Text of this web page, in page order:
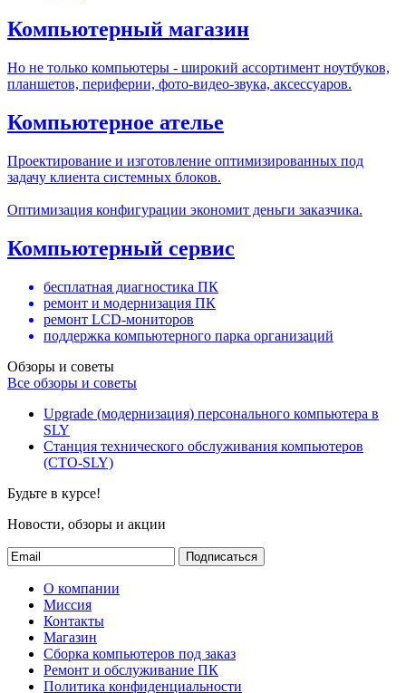
Компьютерный магазин
Но не только компьютеры - широкий ассортимент ноутбуков,
планшетов, периферии, фото-видео-звука, аксессуаров.
Компьютерное ателье
Проектирование и изготовление оптимизированных под
задачу клиента системных блоков.
Оптимизация конфигурации экономит деньги заказчика.
Компьютерный сервис
бесплатная диагностика ПК
ремонт и модернизация ПК
ремонт LCD-мониторов
поддержка компьютерного парка организаций
Обзоры и советы
Все обзоры и советы
Upgrade (модернизация) персонального компьютера в
SLY
Станция технического обслуживания компьютеров
(СТО-SLY)
Будьте в курсе!
Новости, обзоры и акции
Подписаться
О компании
Миссия
Контакты
Магазин
Сборка компьютеров под заказ
Ремонт и обслуживание ПК
Политика конфиденциальности